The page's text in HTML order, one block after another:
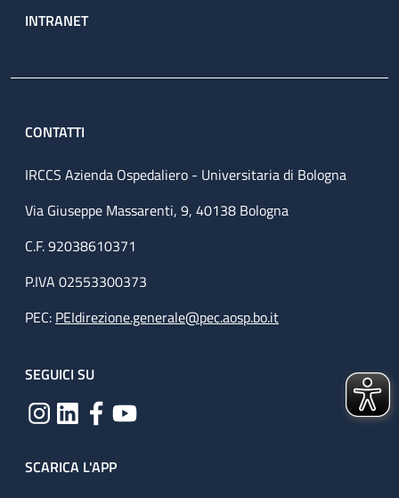
INTRANET
CONTATTI
IRCCS Azienda Ospedaliero - Universitaria di Bologna
Via Giuseppe Massarenti, 9, 40138 Bologna
C.F. 92038610371
P.IVA 02553300373
PEC: PEIdirezione.generale@pec.aosp.bo.it
SEGUICI SU
SCARICA L'APP